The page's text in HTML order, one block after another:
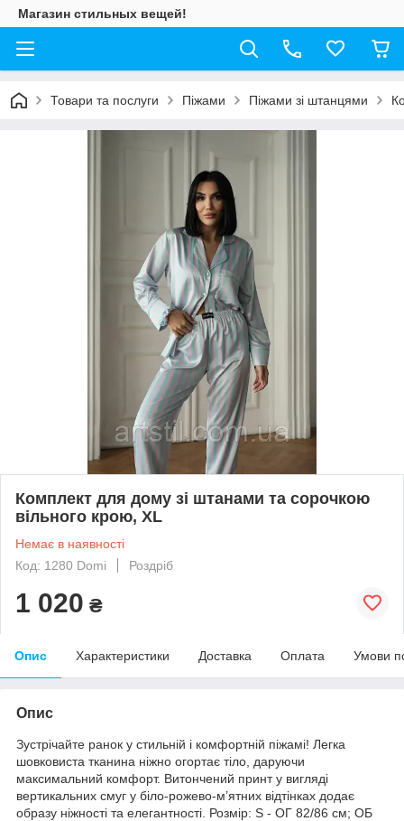
Магазин стильных вещей!
Товари та послуги Піжами Піжами зі штанцями
Комплект для дому зі штанами та сорочкою
вільного крою, XL
Немає в наявності
Код: 1280 Domi
Роздріб
1 020 ₴
Опис Характеристики Доставка Оплата Умови
Опис
Зустрічайте ранок у стильній і комфортній піжамі! Легка
шовковиста тканина ніжно огортає тіло, даруючи
максимальний комфорт. Витончений принт у вигляді
вертикальних смуг у біло-рожево-м’ятних відтінках додає
образу ніжності та елегантності. Розмір: S - ОГ 82/86 см; ОБ